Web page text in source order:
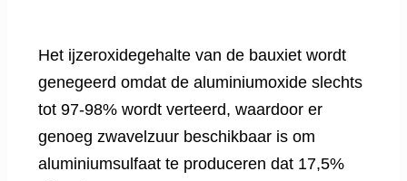
Het ijzeroxidegehalte van de bauxiet wordt
genegeerd omdat de aluminiumoxide slechts
tot 97-98% wordt verteerd, waardoor er
genoeg zwavelzuur beschikbaar is om
aluminiumsulfaat te produceren dat 17,5%